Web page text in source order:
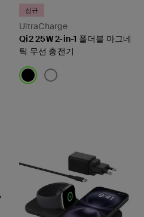
UltraCharge
신규
Qi2 25W 2-in-1 폴더블 마그네
틱 무선 충전기